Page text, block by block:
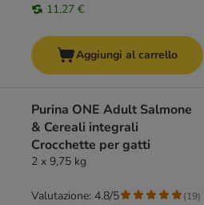
11,27 €
Aggiungi al carrello
Purina ONE Adult Salmone
& Cereali integrali
Crocchette per gatti
2 x 9,75 kg
Valutazione: 4.8/5 (19)